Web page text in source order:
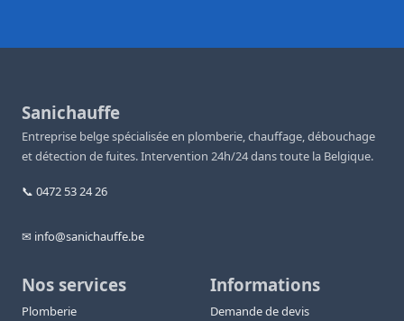
Sanichauffe
Entreprise belge spécialisée en plomberie, chauffage, débouchage
et détection de fuites. Intervention 24h/24 dans toute la Belgique.
📞 0472 53 24 26
✉ info@sanichauffe.be
Nos services
Plomberie
Informations
Demande de devis